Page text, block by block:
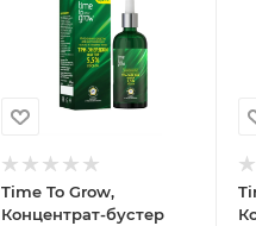
Time To Grow,
Концентрат-бустер